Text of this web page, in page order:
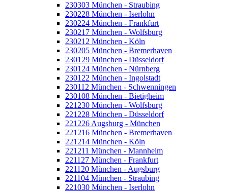
230303 München - Straubing
230228 München - Iserlohn
230224 München - Frankfurt
230217 München - Wolfsburg
230212 München - Köln
230205 München - Bremerhaven
230129 München - Düsseldorf
230124 München - Nürnberg
230122 München - Ingolstadt
230112 München - Schwenningen
230108 München - Bietigheim
221230 München - Wolfsburg
221228 München - Düsseldorf
221226 Augsburg - München
221216 München - Bremerhaven
221214 München - Köln
221211 München - Mannheim
221127 München - Frankfurt
221120 München - Augsburg
221104 München - Straubing
221030 München - Iserlohn